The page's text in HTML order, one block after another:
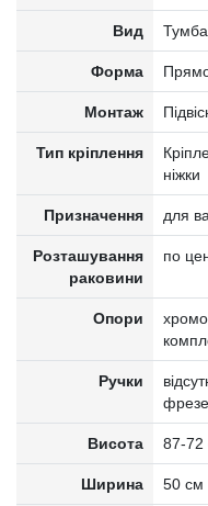
Вид
Форма
Монтаж
Тип кріплення
ніжки
Призначення для
Розташування
раковини
по
Опори
Ручки
Висота 87-72
Ширина 50 см